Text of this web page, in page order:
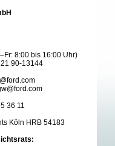
8:00 bis 16:00 Uhr)
90-13144
36 11
Köln HRB 54183